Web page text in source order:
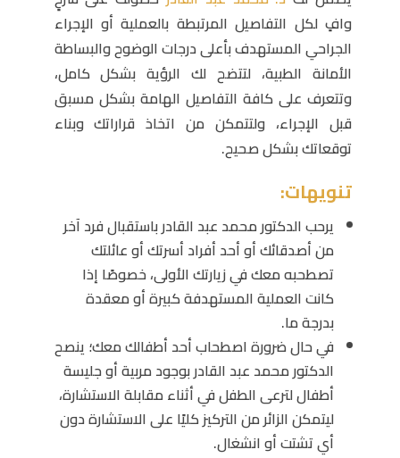
وافٍ لكل التفاصيل المرتبطة بالعملية أو الإجراء
الجراحي المستهدف بأعلى درجات الوضوح والبساطة
الأمانة الطبية، لتتضح لك الرؤية بشكل كامل،
وتتعرف على كافة التفاصيل الهامة بشكل مسبق
قبل الإجراء، ولتتمكن من اتخاذ قراراتك وبناء
توقعاتك بشكل صحيح.
تنويهات:
يرحب الدكتور محمد عبد القادر باستقبال فرد آخر
من أصدقائك أو أحد أفراد أسرتك أو عائلتك
تصطحبه معك في زيارتك الأولى، خصوصًا إذا
كانت العملية المستهدفة كبيرة أو معقدة
بدرجة ما.
في حال ضرورة اصطحاب أحد أطفالك معك؛ ينصح
الدكتور محمد عبد القادر بوجود مربية أو جليسة
أطفال لترعى الطفل في أثناء مقابلة الاستشارة،
ليتمكن الزائر من التركيز كليًا على الاستشارة دون
أي تشتت أو انشغال.